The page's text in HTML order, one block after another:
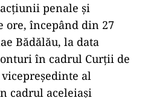
penale şi
ore, începând din 27
Bădălău, la data
în cadrul Curţii de
al
cadrul aceleiaşi